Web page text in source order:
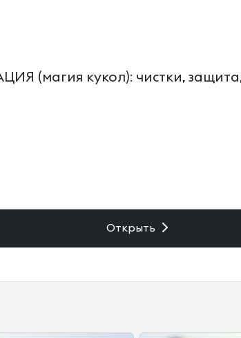
(магия кукол): чистки,
Открыть